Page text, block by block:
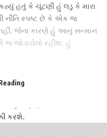
હતું કે ચૂંટણી હું લડુ કે મારા
નીતિ સ્પષ્ટ છે કે એક જ
જેના કારણે હું આનું સન્માન
જોડાયેલો રહીશ. હું
જ નથી આવતો અત્યારે આ
કરશે.